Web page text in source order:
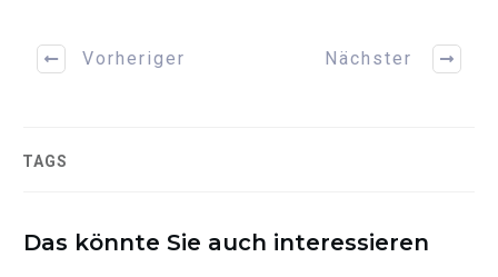
Vorheriger Nächster
TAGS
Das könnte Sie auch interessieren